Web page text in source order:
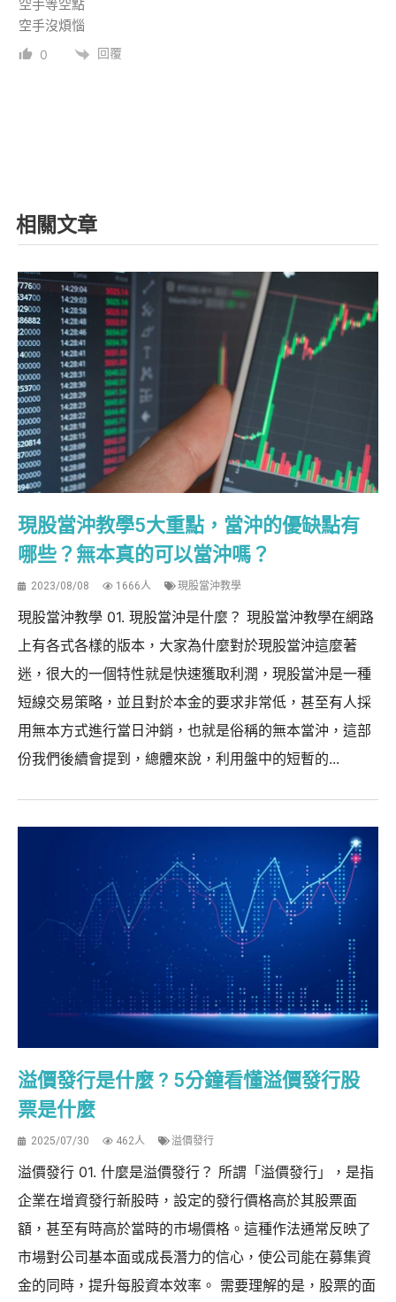
空手等空點
空手沒煩惱
0 回覆
相關文章
現股當沖教學5大重點，當沖的優缺點有
哪些？無本真的可以當沖嗎？
2023/08/08 1666人 現股當沖教學
現股當沖教學 01. 現股當沖是什麼？ 現股當沖教學在網路
上有各式各樣的版本，大家為什麼對於現股當沖這麼著
迷，很大的一個特性就是快速獲取利潤，現股當沖是一種
短線交易策略，並且對於本金的要求非常低，甚至有人採
用無本方式進行當日沖銷，也就是俗稱的無本當沖，這部
份我們後續會提到，總體來說，利用盤中的短暫的...
溢價發行是什麼 ? 5分鐘看懂溢價發行股
票是什麼
2025/07/30 462人 溢價發行
溢價發行 01. 什麼是溢價發行？ 所謂「溢價發行」，是指
企業在增資發行新股時，設定的發行價格高於其股票面
額，甚至有時高於當時的市場價格。這種作法通常反映了
市場對公司基本面或成長潛力的信心，使公司能在募集資
金的同時，提升每股資本效率。 需要理解的是，股票的面